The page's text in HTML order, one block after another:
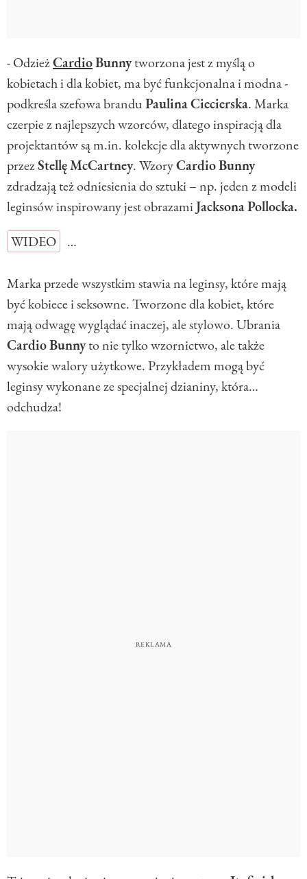
- OdzieżCardioBunnytworzona jest z myślą o
kobietach i dla kobiet, ma być funkcjonalna i modna -
podkreśla szefowa branduPaulinaCiecierska. Marka
czerpie z najlepszych wzorców, dlatego inspiracją dla
projektantów są m.in. kolekcje dla aktywnych tworzone
przezStellęMcCartney. WzoryCardioBunny
zdradzają też odniesienia do sztuki – np. jeden z modeli
leginsów inspirowany jest obrazamiJacksonaPollocka.
WIDEO
…
Marka przede wszystkim stawia na leginsy, które mają
być kobiece i seksowne. Tworzone dla kobiet, które
mają odwagę wyglądać inaczej, ale stylowo. Ubrania
CardioBunnyto nie tylko wzornictwo, ale także
wysokie walory użytkowe. Przykładem mogą być
leginsy wykonane ze specjalnej dzianiny, która…
odchudza!